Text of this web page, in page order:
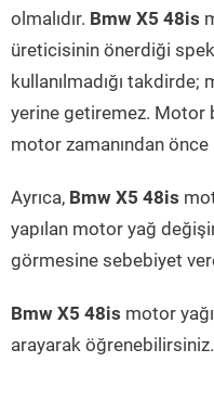
olmalıdır. Bmw X5 48is
üreticisinin önerdiği
kullanılmadığı takdirde;
yerine getiremez. Motor
motor zamanından önce
Ayrıca, Bmw X5 48is
yapılan motor yağ
görmesine sebebiyet
Bmw X5 48is motor
arayarak öğrenebilirsiniz.